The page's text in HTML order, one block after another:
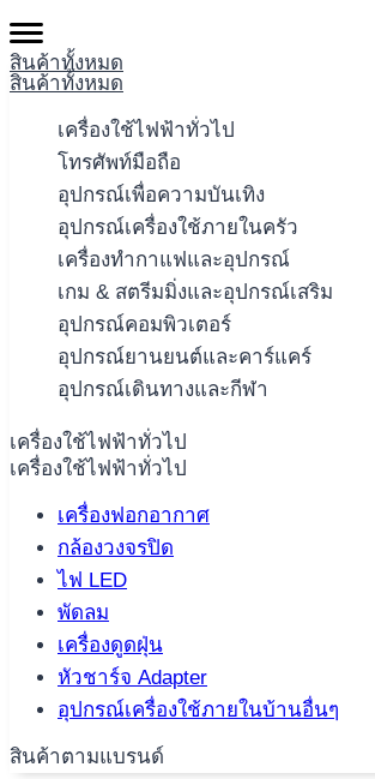
สินค้าทั้งหมด
สินค้าทั้งหมด
เครื่องใช้ไฟฟ้าทั่วไป
โทรศัพท์มือถือ
อุปกรณ์เพื่อความบันเทิง
อุปกรณ์เครื่องใช้ภายในครัว
เครื่องทำกาแฟและอุปกรณ์
เกม & สตรีมมิ่งและอุปกรณ์เสริม
อุปกรณ์คอมพิวเตอร์
อุปกรณ์ยานยนต์และคาร์แคร์
อุปกรณ์เดินทางและกีฬา
เครื่องใช้ไฟฟ้าทั่วไป
เครื่องใช้ไฟฟ้าทั่วไป
เครื่องฟอกอากาศ
กล้องวงจรปิด
ไฟ LED
พัดลม
เครื่องดูดฝุ่น
หัวชาร์จ Adapter
อุปกรณ์เครื่องใช้ภายในบ้านอื่นๆ
สินค้าตามแบรนด์